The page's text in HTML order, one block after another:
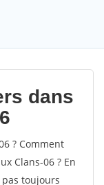
dans
? Comment
Clans-06 ? En
toujours